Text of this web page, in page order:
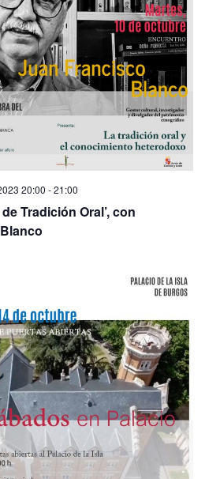
20:00-21:00
Tradición Oral’, con